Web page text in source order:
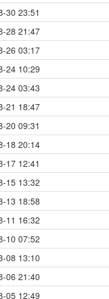
30 23:51
28 21:47
26 03:17
24 10:29
24 03:43
21 18:47
20 09:31
18 20:14
17 12:41
15 13:32
13 18:58
11 16:32
10 07:52
08 13:10
06 21:40
05 12:49